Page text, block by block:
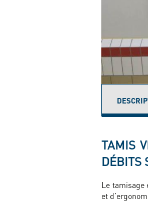
TAMIS
DÉBITS
Le
et